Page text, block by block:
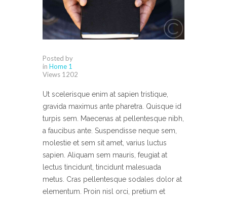
Posted by
in Home 1
Views 1202
Ut scelerisque enim at sapien tristique,
gravida maximus ante pharetra. Quisque id
turpis sem. Maecenas at pellentesque nibh,
a faucibus ante. Suspendisse neque sem,
molestie et sem sit amet, varius luctus
sapien. Aliquam sem mauris, feugiat at
lectus tincidunt, tincidunt malesuada
metus. Cras pellentesque sodales dolor at
elementum. Proin nisl orci, pretium et